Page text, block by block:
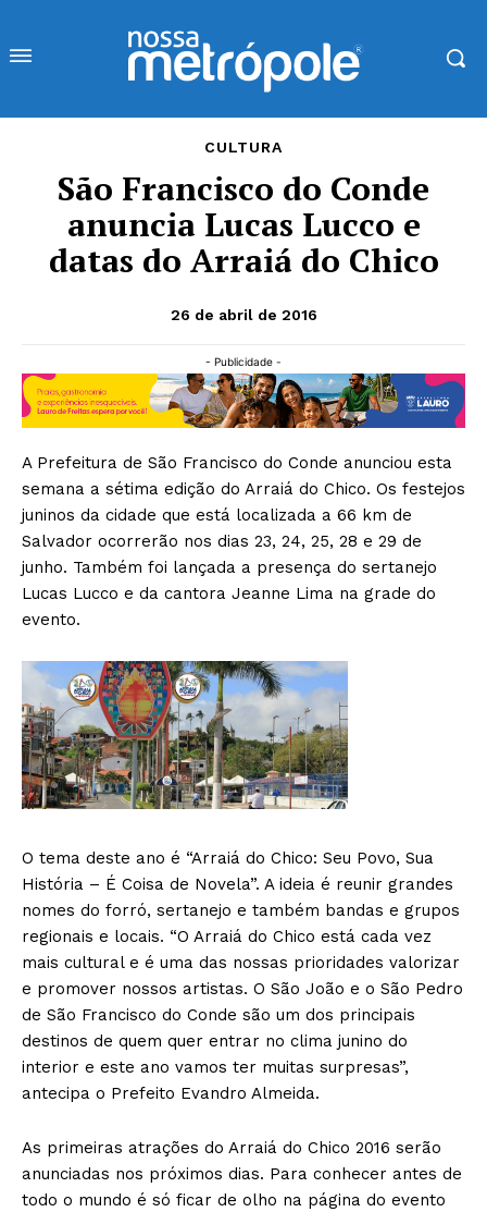
CULTURA
São Francisco do Conde
anuncia Lucas Lucco e
datas do Arraiá do Chico
26 de abril de 2016
- Publicidade -
A Prefeitura de São Francisco do Conde anunciou esta
semana a sétima edição do Arraiá do Chico. Os festejos
juninos da cidade que está localizada a 66 km de
Salvador ocorrerão nos dias 23, 24, 25, 28 e 29 de
junho. Também foi lançada a presença do sertanejo
Lucas Lucco e da cantora Jeanne Lima na grade do
evento.
O tema deste ano é “Arraiá do Chico: Seu Povo, Sua
História – É Coisa de Novela”. A ideia é reunir grandes
nomes do forró, sertanejo e também bandas e grupos
regionais e locais. “O Arraiá do Chico está cada vez
mais cultural e é uma das nossas prioridades valorizar
e promover nossos artistas. O São João e o São Pedro
de São Francisco do Conde são um dos principais
destinos de quem quer entrar no clima junino do
interior e este ano vamos ter muitas surpresas”,
antecipa o Prefeito Evandro Almeida.
As primeiras atrações do Arraiá do Chico 2016 serão
anunciadas nos próximos dias. Para conhecer antes de
todo o mundo é só ficar de olho na página do evento